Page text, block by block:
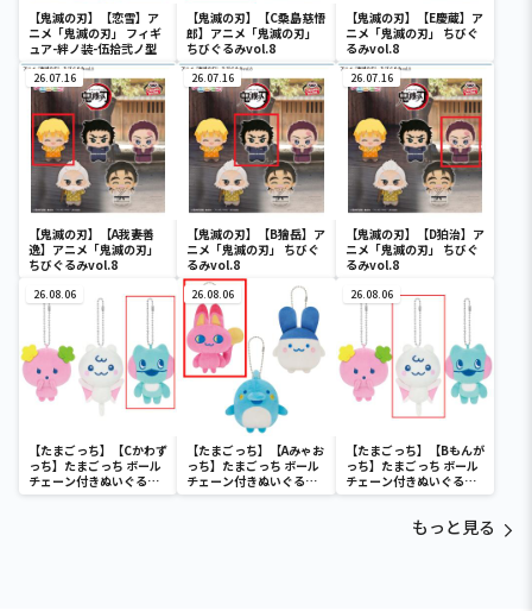
【鬼滅の刃】【恋雪】ア
ニメ「鬼滅の刃」 フィギ
ュア-絆ノ装-伍拾弐ノ型
【鬼滅の刃】【C桑島慈悟
郎】アニメ「鬼滅の刃」
ちびぐるみvol.8
【鬼滅の刃】【E慶蔵】ア
ニメ「鬼滅の刃」 ちびぐ
るみvol.8
26.07.16
【鬼滅の刃】【A我妻善
逸】アニメ「鬼滅の刃」
ちびぐるみvol.8
26.07.16
【鬼滅の刃】【B獪岳】ア
ニメ「鬼滅の刃」 ちびぐ
るみvol.8
26.07.16
【鬼滅の刃】【D狛治】ア
ニメ「鬼滅の刃」 ちびぐ
るみvol.8
26.08.06
【たまごっち】【Cかわず
っち】たまごっち ボール
チェーン付きぬいぐるみ
～Tamagotchi
26.08.06
【たまごっち】【Aみゃお
っち】たまごっち ボール
チェーン付きぬいぐるみ
～Tamagotchi
26.08.06
【たまごっち】【Bもんが
っち】たまごっち ボール
チェーン付きぬいぐるみ
～Tamagotchi
もっと見る